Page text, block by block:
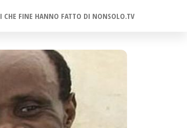
I CHE FINE HANNO FATTO DI NONSOLO.TV